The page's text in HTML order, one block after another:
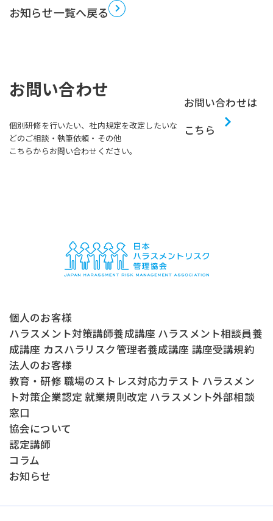
お知らせ一覧へ戻る
お問い合わせ
個別研修を行いたい、社内規定を改定したいな
どのご相談・執筆依頼・その他
こちらからお問い合わせください。
お問い合わせは
こちら
個人のお客様
ハラスメント対策講師養成講座 ハラスメント相談員養
成講座 カスハラリスク管理者養成講座 講座受講規約
法人のお客様
教育・研修 職場のストレス対応力テスト ハラスメン
ト対策企業認定 就業規則改定 ハラスメント外部相談
窓口
協会について
認定講師
コラム
お知らせ